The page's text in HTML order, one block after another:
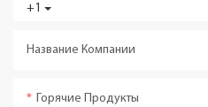
+1
Название Компании
Горячие Продукты